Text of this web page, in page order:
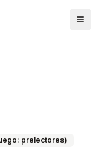
prelectores)